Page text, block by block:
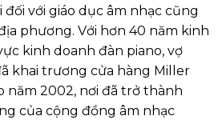
đối với giáo dục âm nhạc cũng
phương. Với hơn 40 năm kinh
kinh doanh đàn piano, vợ
khai trương cửa hàng Miller
năm 2002, nơi đã trở thành
của cộng đồng âm nhạc